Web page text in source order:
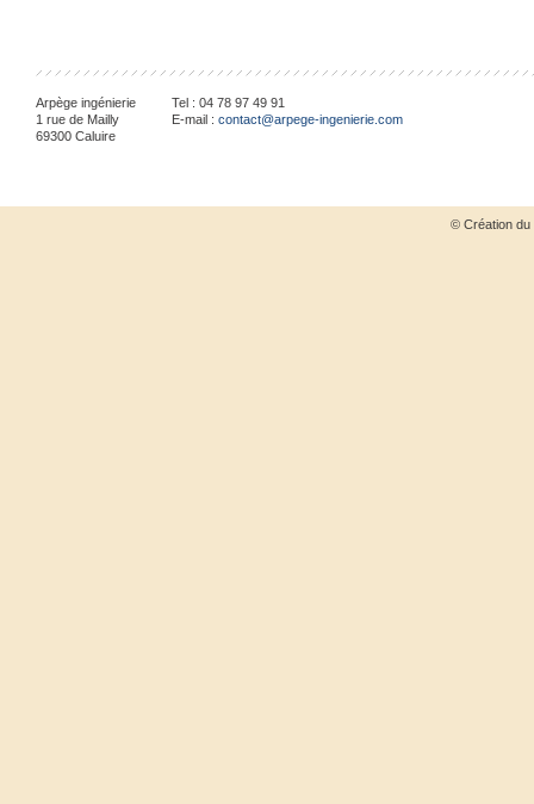
Arpège ingénierie
1 rue de Mailly
69300 Caluire
Tel : 04 78 97 49 91
E-mail : contact@arpege-ingenierie.com
© Création